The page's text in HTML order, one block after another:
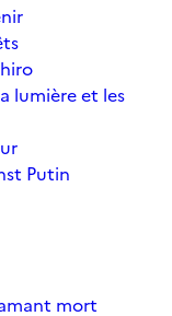
lumière et les
Putin
mort